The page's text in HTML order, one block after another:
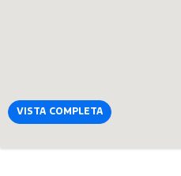
VISTA COMPLETA